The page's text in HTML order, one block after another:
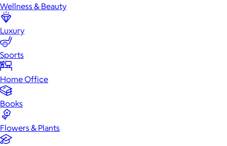
Wellness & Beauty
Luxury
Sports
Home Office
Books
Flowers & Plants